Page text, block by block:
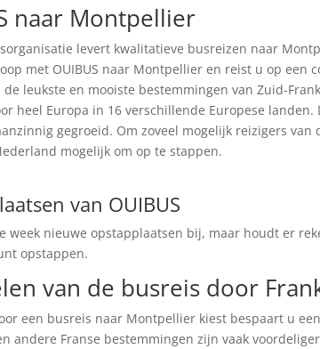
naar Montpellier
levert kwalitatieve busreizen naar
met OUIBUS naar Montpellier en reist u op
de leukste en mooiste bestemmingen van Zuid-
heel Europa in 16 verschillende Europese
gegroeid. Om zoveel mogelijk reizigers
mogelijk om op te stappen.
van OUIBUS
week nieuwe opstapplaatsen bij, maar houdt er
opstappen.
van de busreis door
een busreis naar Montpellier kiest bespaart u
andere Franse bestemmingen zijn vaak